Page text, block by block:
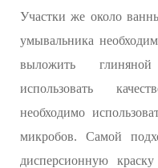
Участки же около
умывальника
выложить
использовать
необходимо
микробов. Самой
дисперсионную